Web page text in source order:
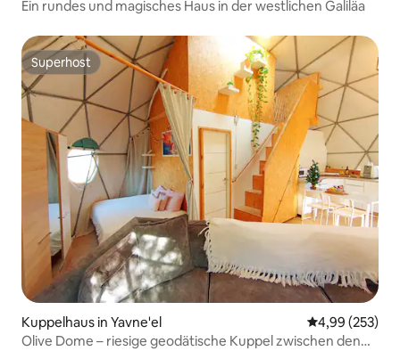
Ein rundes und magisches Haus in der westlichen Galiläa
Superhost
Superhost
Kuppelhaus in Yavne'el
4,99 (253)
Olive Dome – riesige geodätische Kuppel zwischen den